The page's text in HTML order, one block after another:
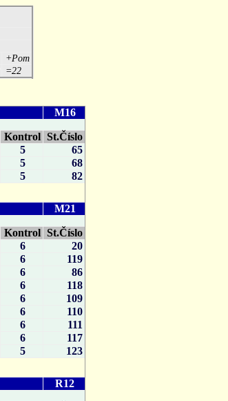
+Pom
=22
M16
Kontrol St.Číslo
5
65
5
68
5 82
M21
Kontrol St.Číslo
6
20
6
119
6
86
6
118
6
109
6
110
6
111
6
117
5 123
R12